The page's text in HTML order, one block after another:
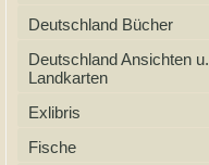
Deutschland Bücher
Deutschland Ansichten u.
Landkarten
Exlibris
Fische